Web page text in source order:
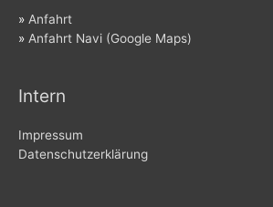
» Anfahrt
» Anfahrt Navi (Google Maps)
Intern
Impressum
Datenschutzerklärung